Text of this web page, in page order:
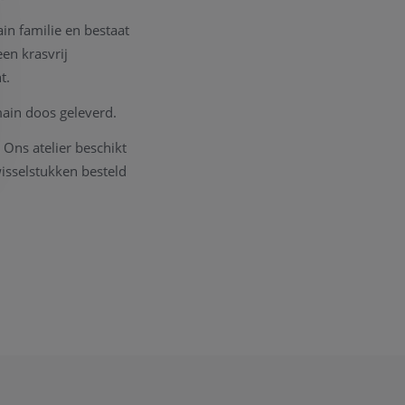
familie en bestaat
krasvrij
doos geleverd.
Ons atelier beschikt
besteld